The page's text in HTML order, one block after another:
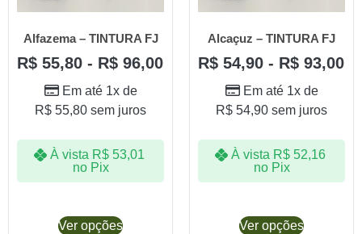
Alfazema – TINTURA FJ
R$ 55,80 - R$ 96,00
Em até 1x de
R$ 55,80 sem juros
À vista R$53,01
no Pix
Ver opções
Alcaçuz – TINTURA FJ
R$ 54,90 - R$ 93,00
Em até 1x de
R$ 54,90 sem juros
À vista R$52,16
no Pix
Ver opções